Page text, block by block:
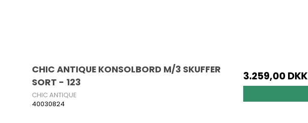
CHIC ANTIQUE KONSOLBORD M/3 SKUFFER
SORT - 123
CHIC ANTIQUE
40030824
3.259,00 DKK